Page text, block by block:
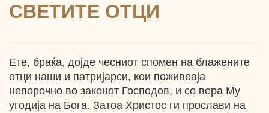
СВЕТИТЕ ОТЦИ
Ете, браќа, дојде чесниот спомен на блажените
отци наши и патријарси, кои поживеаја
непорочно во законот Господов, и со вера Му
угодија на Бога. Затоа Христос ги прослави на